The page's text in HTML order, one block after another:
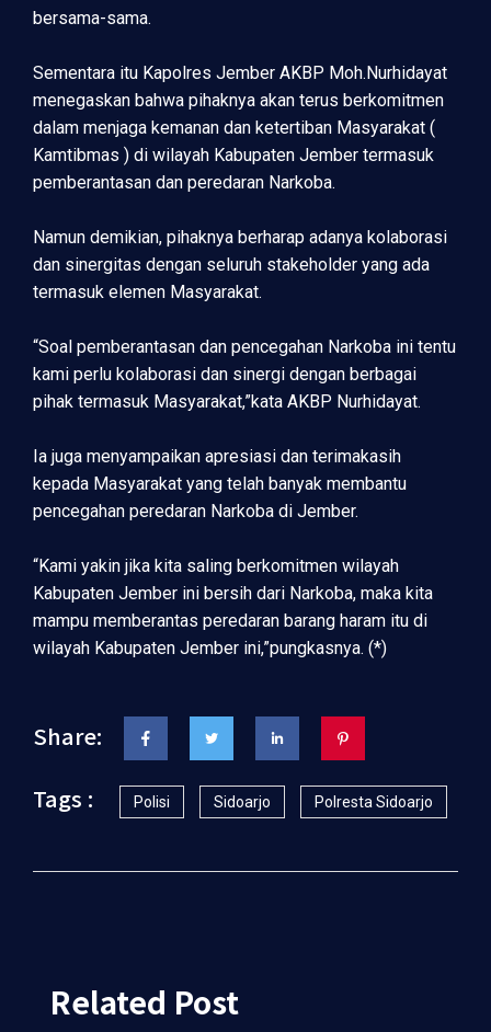
bersama-sama.
Sementara itu Kapolres Jember AKBP Moh.Nurhidayat
menegaskan bahwa pihaknya akan terus berkomitmen
dalam menjaga kemanan dan ketertiban Masyarakat (
Kamtibmas ) di wilayah Kabupaten Jember termasuk
pemberantasan dan peredaran Narkoba.
Namun demikian, pihaknya berharap adanya kolaborasi
dan sinergitas dengan seluruh stakeholder yang ada
termasuk elemen Masyarakat.
“Soal pemberantasan dan pencegahan Narkoba ini tentu
kami perlu kolaborasi dan sinergi dengan berbagai
pihak termasuk Masyarakat,”kata AKBP Nurhidayat.
Ia juga menyampaikan apresiasi dan terimakasih
kepada Masyarakat yang telah banyak membantu
pencegahan peredaran Narkoba di Jember.
“Kami yakin jika kita saling berkomitmen wilayah
Kabupaten Jember ini bersih dari Narkoba, maka kita
mampu memberantas peredaran barang haram itu di
wilayah Kabupaten Jember ini,”pungkasnya. (*)
Share:
Tags :
Polisi Sidoarjo Polresta Sidoarjo
Related Post